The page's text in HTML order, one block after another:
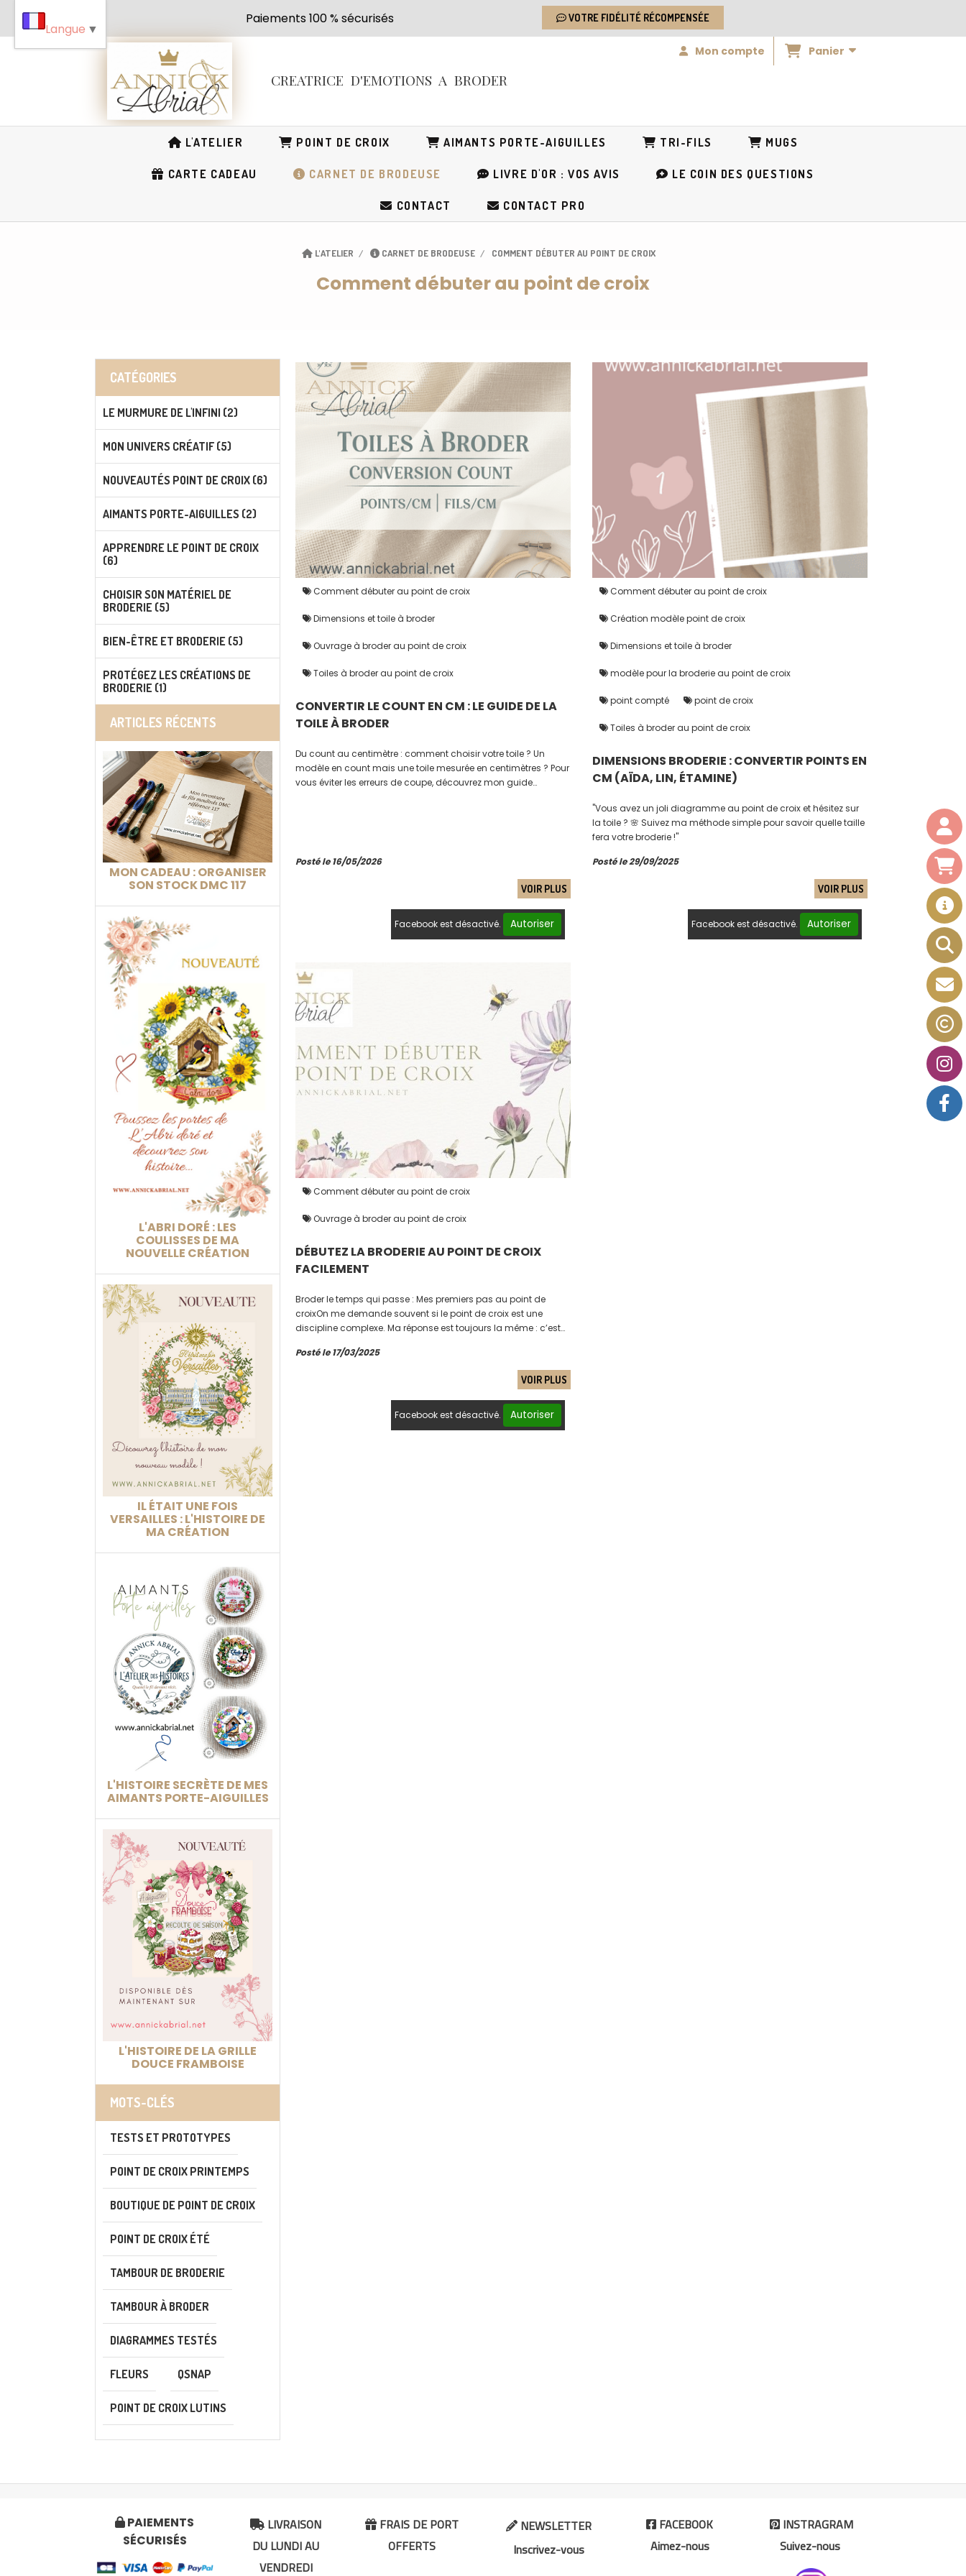
Paiements 100 % sécurisés VOTRE FIDÉLITÉ RÉCOMPENSÉE
CREATRICE D'EMOTIONS A BRODER
Mon compte Panier
L'ATELIER POINT DE CROIX AIMANTS PORTE-AIGUILLES TRI-FILS MUGS
CARTE CADEAU CARNET DE BRODEUSE LIVRE D'OR : VOS AVIS LE COIN DES QUESTIONS
CONTACT CONTACT PRO
L'ATELIER CARNET DE BRODEUSE COMMENT DÉBUTER AU POINT DE CROIX
Comment débuter au point de croix
CONVERTIR LE COUNT EN CM : LE GUIDE DE LA
TOILE À BRODER
Du count au centimètre : comment choisir votre toile ? Un
modèle en count mais une toile mesurée en centimètres ? Pour
vous éviter les erreurs de coupe, découvrez mon guide
Posté le 16/05/2026
VOIR PLUS
Comment débuter au point de croix
Dimensions et toile à broder
Ouvrage à broder au point de croix
Toiles à broder au point de croix
Facebook est désactivé. Autoriser
DIMENSIONS BRODERIE : CONVERTIR POINTS EN
CM (AÏDA, LIN, ÉTAMINE)
"Vous avez un joli diagramme au point de croix et hésitez sur
la toile ? 🌸 Suivez ma méthode simple pour savoir quelle taille
fera votre broderie !"
Posté le 29/09/2025
VOIR PLUS
Comment débuter au point de croix
Création modèle point de croix
Dimensions et toile à broder
modèle pour la broderie au point de croix
point compté point de croix
Toiles à broder au point de croix
Facebook est désactivé. Autoriser
DÉBUTEZ LA BRODERIE AU POINT DE CROIX
FACILEMENT
Broder le temps qui passe : Mes premiers pas au point de
croixOn me demande souvent si le point de croix est une
discipline complexe. Ma réponse est toujours la même : c’est
Posté le 17/03/2025
VOIR PLUS
Comment débuter au point de croix
Ouvrage à broder au point de croix
Facebook est désactivé. Autoriser
CATÉGORIES
LE MURMURE DE L'INFINI (2)
MON UNIVERS CRÉATIF (5)
NOUVEAUTÉS POINT DE CROIX (6)
AIMANTS PORTE-AIGUILLES (2)
APPRENDRE LE POINT DE CROIX
(6)
CHOISIR SON MATÉRIEL DE
BRODERIE (5)
BIEN-ÊTRE ET BRODERIE (5)
PROTÉGEZ LES CRÉATIONS DE
BRODERIE (1)
ARTICLES RÉCENTS
MON CADEAU : ORGANISER
SON STOCK DMC 117
L'ABRI DORÉ : LES
COULISSES DE MA
NOUVELLE CRÉATION
IL ÉTAIT UNE FOIS
VERSAILLES : L'HISTOIRE DE
MA CRÉATION
L'HISTOIRE SECRÈTE DE MES
AIMANTS PORTE-AIGUILLES
L'HISTOIRE DE LA GRILLE
DOUCE FRAMBOISE
MOTS-CLÉS
TESTS ET PROTOTYPES
POINT DE CROIX PRINTEMPS
BOUTIQUE DE POINT DE CROIX
POINT DE CROIX ÉTÉ
TAMBOUR DE BRODERIE
TAMBOUR À BRODER
DIAGRAMMES TESTÉS
FLEURS QSNAP
POINT DE CROIX LUTINS
 PAIEMENTS
SÉCURISÉS
 LIVRAISON
DU LUNDI AU
VENDREDI
 FRAIS DE PORT
OFFERTS
NEWSLETTER
Inscrivez-vous
 FACEBOOK
Aimez-nous
INSTRAGRAM
Suivez-nous
Langue ▼